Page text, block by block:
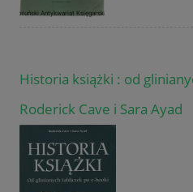
Historia książki : od
Roderick Cave i Sara Ayad